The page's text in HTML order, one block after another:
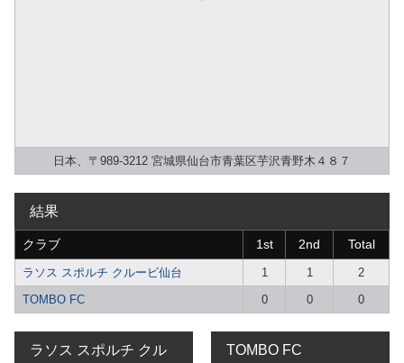
日本、〒989-3212 宮城県仙台市青葉区芋沢青野木４８７
結果
クラブ 1st 2nd Total
ラソス スポルチ クルービ仙台 1 1
2
TOMBO FC
0 0 0
ラソス スポルチ クル
TOMBO FC